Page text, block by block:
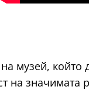
музей, който
на значимата